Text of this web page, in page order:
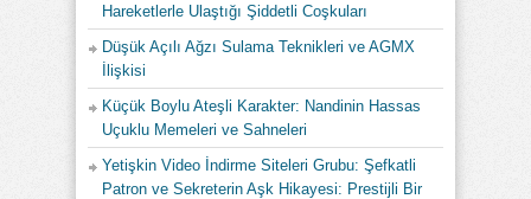
Hareketlerle Ulaştığı Şiddetli Coşkuları
Düşük Açılı Ağzı Sulama Teknikleri ve AGMX
İlişkisi
Küçük Boylu Ateşli Karakter: Nandinin Hassas
Uçuklu Memeleri ve Sahneleri
Yetişkin Video İndirme Siteleri Grubu: Şefkatli
Patron ve Sekreterin Aşk Hikayesi: Prestijli Bir